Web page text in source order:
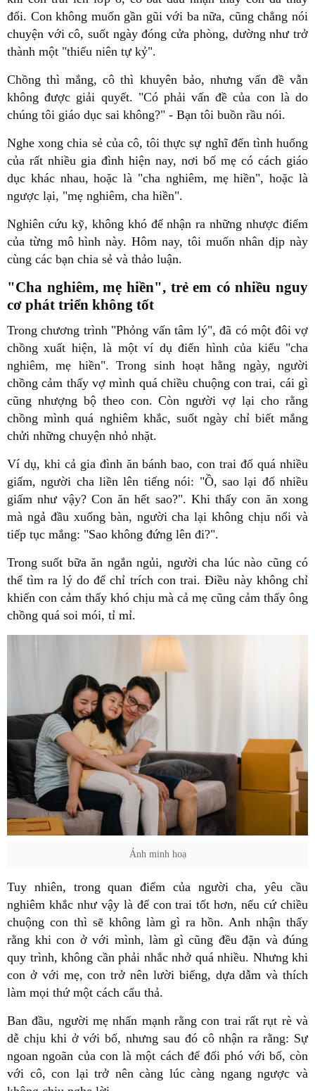
đổi. Con không muốn gần gũi với ba nữa, cũng chẳng nói
chuyện với cô, suốt ngày đóng cửa phòng, dường như trở
thành một "thiếu niên tự kỷ".
Chồng thì mắng, cô thì khuyên bảo, nhưng vấn đề vẫn
không được giải quyết. "Có phải vấn đề của con là do
chúng tôi giáo dục sai không?" - Bạn tôi buồn rầu nói.
Nghe xong chia sẻ của cô, tôi thực sự nghĩ đến tình huống
của rất nhiều gia đình hiện nay, nơi bố mẹ có cách giáo
dục khác nhau, hoặc là "cha nghiêm, mẹ hiền", hoặc là
ngược lại, "mẹ nghiêm, cha hiền".
Nghiên cứu kỹ, không khó để nhận ra những nhược điểm
của từng mô hình này. Hôm nay, tôi muốn nhân dịp này
cùng các bạn chia sẻ và thảo luận.
"Cha nghiêm, mẹ hiền", trẻ em có nhiều nguy
cơ phát triển không tốt
Trong chương trình "Phỏng vấn tâm lý", đã có một đôi vợ
chồng xuất hiện, là một ví dụ điển hình của kiểu "cha
nghiêm, mẹ hiền". Trong sinh hoạt hằng ngày, người
chồng cảm thấy vợ mình quá chiều chuộng con trai, cái gì
cũng nhượng bộ theo con. Còn người vợ lại cho rằng
chồng mình quá nghiêm khắc, suốt ngày chỉ biết mắng
chửi những chuyện nhỏ nhặt.
Ví dụ, khi cả gia đình ăn bánh bao, con trai đổ quá nhiều
giấm, người cha liền lên tiếng nói: "Ồ, sao lại đổ nhiều
giấm như vậy? Con ăn hết sao?". Khi thấy con ăn xong
mà ngả đầu xuống bàn, người cha lại không chịu nổi và
tiếp tục mắng: "Sao không đứng lên đi?".
Trong suốt bữa ăn ngắn ngủi, người cha lúc nào cũng có
thể tìm ra lý do để chỉ trích con trai. Điều này không chỉ
khiến con cảm thấy khó chịu mà cả mẹ cũng cảm thấy ông
chồng quá soi mói, tỉ mỉ.
Ảnh minh hoạ
Tuy nhiên, trong quan điểm của người cha, yêu cầu
nghiêm khắc như vậy là để con trai tốt hơn, nếu cứ chiều
chuộng con thì sẽ không làm gì ra hồn. Anh nhận thấy
rằng khi con ở với mình, làm gì cũng đều đặn và đúng
quy trình, không cần phải nhắc nhở quá nhiều. Nhưng khi
con ở với mẹ, con trở nên lười biếng, dựa dẫm và thích
làm mọi thứ một cách cẩu thả.
Ban đầu, người mẹ nhấn mạnh rằng con trai rất rụt rè và
dễ chịu khi ở với bố, nhưng sau đó cô nhận ra rằng: Sự
ngoan ngoãn của con là một cách để đối phó với bố, còn
với cô, con lại trở nên càng lúc càng ngang ngược và